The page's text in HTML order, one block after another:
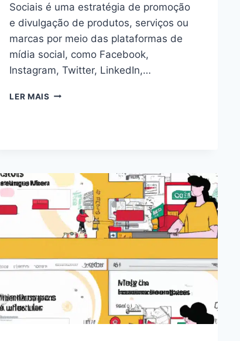
Sociais é uma estratégia de promoção
e divulgação de produtos, serviços ou
marcas por meio das plataformas de
mídia social, como Facebook,
Instagram, Twitter, LinkedIn,…
LER MAIS DOMINE
2024:
ESTRATÉGIAS
COMPROVADAS
PARA
O
SUCESSO